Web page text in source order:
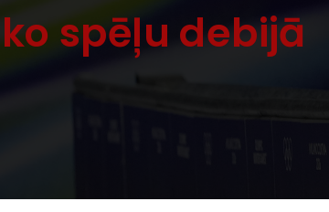
spēļu debijā